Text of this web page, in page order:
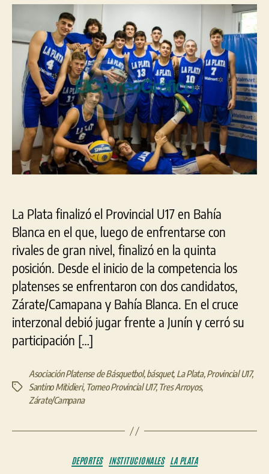
para
Plata
en
el
Provincial
U17
La Plata finalizó el Provincial U17 en Bahía
Blanca en el que, luego de enfrentarse con
rivales de gran nivel, finalizó en la quinta
posición. Desde el inicio de la competencia los
platenses se enfrentaron con dos candidatos,
Zárate/Camapana y Bahía Blanca. En el cruce
interzonal debió jugar frente a Junín y cerró su
participación […]
Etiquetas
Asociación Platense de Básquetbol,básquet, La Plata,Provincial U17,
Santino Mitidieri, Torneo Provincial U17,Tres Arroyos,
Zárate/Campana
Categorías
DEPORTES INSTITUCIONALES LA PLATA